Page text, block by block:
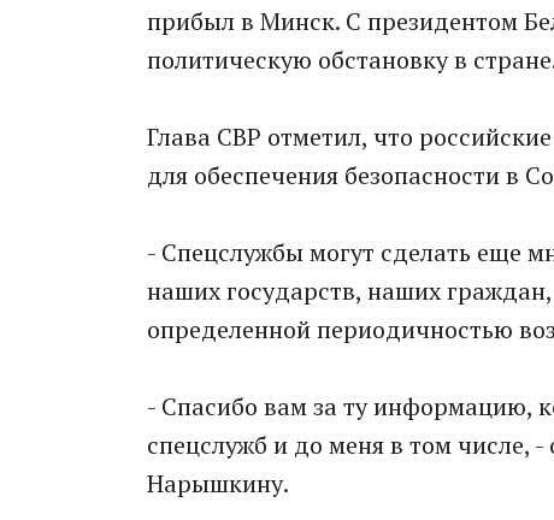
прибыл в Минск. С президентом
политическую обстановку в
Глава СВР отметил, что
для обеспечения безопасности в
- Спецслужбы могут сделать еще
наших государств, наших
определенной периодичностью
- Спасибо вам за ту информацию,
спецслужб и до меня в том числе,
Нарышкину.